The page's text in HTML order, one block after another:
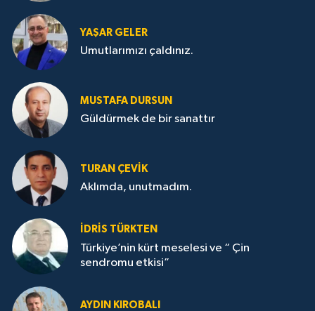
YAŞAR GELER
Umutlarımızı çaldınız.
MUSTAFA DURSUN
Güldürmek de bir sanattır
TURAN ÇEVİK
Aklımda, unutmadım.
İDRİS TÜRKTEN
Türkiye’nin kürt meselesi ve “ Çin
sendromu etkisi”
AYDIN KIROBALI